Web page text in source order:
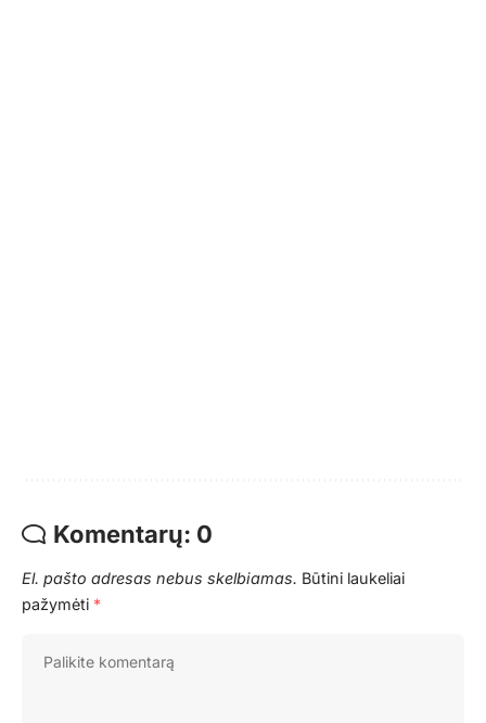
Komentarų: 0
El. pašto adresas nebus skelbiamas. Būtini laukeliai
pažymėti *